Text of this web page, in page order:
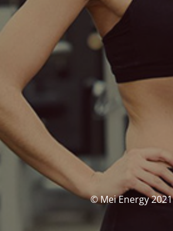
© Mei Energy 2021